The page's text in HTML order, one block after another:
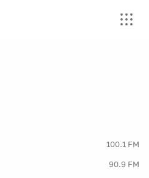
100.1 FM
90.9 FM